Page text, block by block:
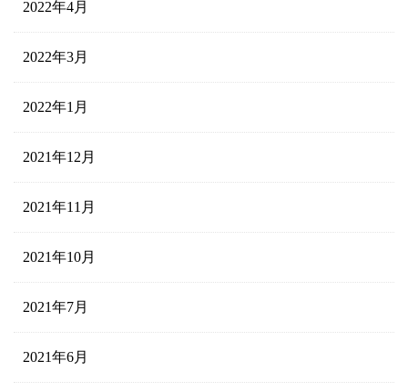
2022年4月
2022年3月
2022年1月
2021年12月
2021年11月
2021年10月
2021年7月
2021年6月